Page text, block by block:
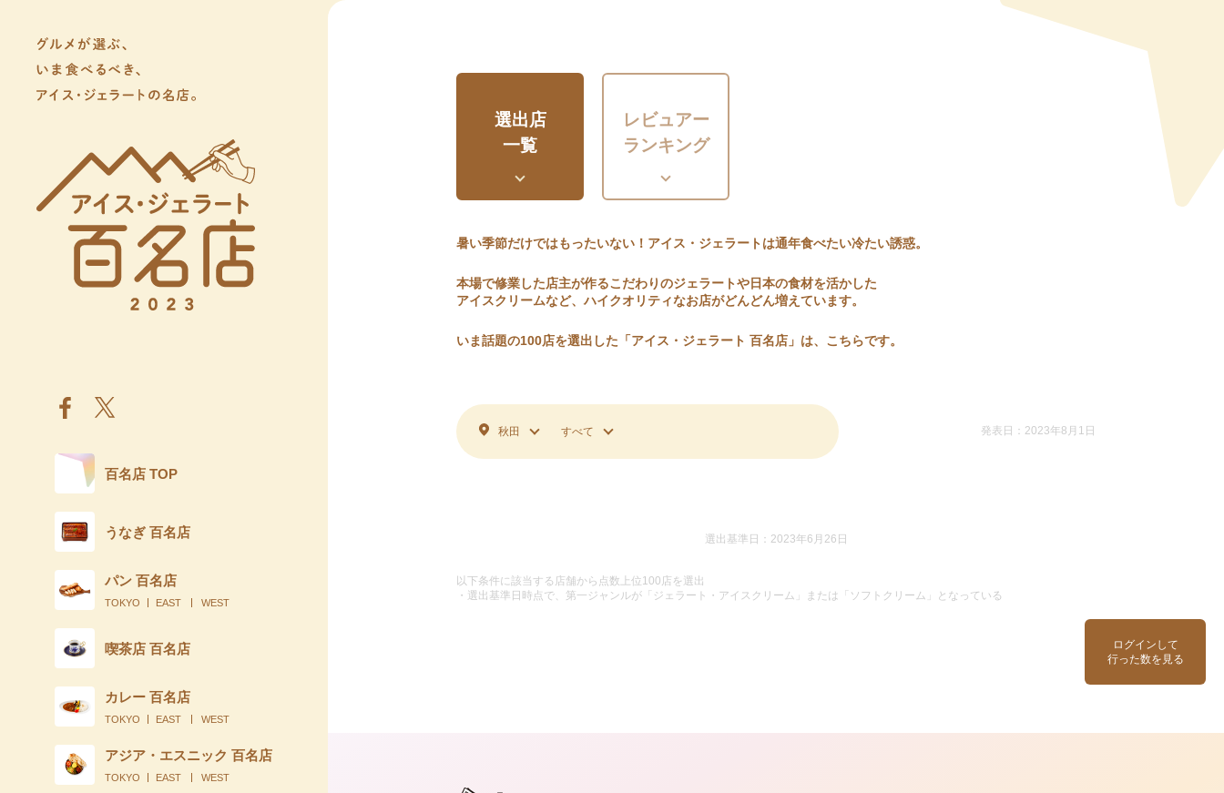
百名店 TOP
うなぎ 百名店
パン 百名店
TOKYO EAST WEST
喫茶店 百名店
カレー 百名店
TOKYO EAST WEST
アジア・エスニック 百名店
TOKYO EAST WEST
選出店
一覧
レビュアー
ランキング
暑い季節だけではもったいない！アイス・ジェラートは通年食べたい冷たい誘惑。
本場で修業した店主が作るこだわりのジェラートや日本の食材を活かした
アイスクリームなど、ハイクオリティなお店がどんどん増えています。
いま話題の100店を選出した「アイス・ジェラート 百名店」は、こちらです。
秋田 すべて 発表日：2023年8月1日
選出基準日：2023年6月26日
以下条件に該当する店舗から点数上位100店を選出
・選出基準日時点で、第一ジャンルが「ジェラート・アイスクリーム」または「ソフトクリーム」となっている
ログインして
行った数を見る